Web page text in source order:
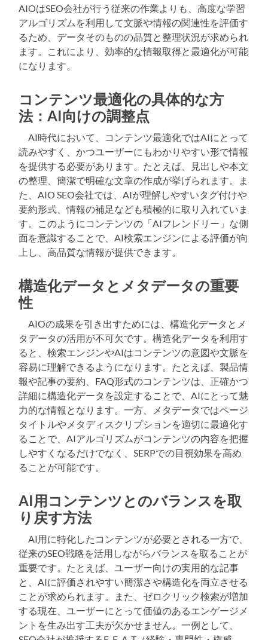
AIOはSEO会社が行う従来の作業よりも、高度な学習
アルゴリズムを利用して文脈や情報の関連性を評価す
るため、データそのものの品質と整理状況が求められ
ます。これにより、効率的な情報取得と最適化が可能
になります。
コンテンツ最適化の具体的な方
法：AI向けの調整点
AI時代において、コンテンツ最適化ではAIにとって
読みやすく、かつユーザーにもわかりやすい形で情報
を提供する必要があります。たとえば、見出しや本文
の整理、簡潔で明確な文章の作成が挙げられます。ま
た、AIO SEO会社では、AIが理解しやすいタグ付けや
要約形式、情報の補足なども積極的に取り入れていま
す。このようにコンテンツの「AIフレンドリー」な側
面を意識することで、AI検索エンジンによる評価が向
上し、高品質な情報が提供できます。
構造化データとメタデータの重要
性
AIOの成果を引き出すためには、構造化データとメ
タデータの活用が不可欠です。構造化データを利用す
ると、検索エンジンやAIはコンテンツの意図や文脈を
容易に理解できるようになります。たとえば、製品情
報や記事の要約、FAQ形式のコンテンツは、正確かつ
詳細に構造化データを設定することで、AIにとって魅
力的な情報となります。一方、メタデータではページ
タイトルやメタディスクリプションを適切に最適化す
ることで、AIアルゴリズムがコンテンツの内容を把握
しやすくなるだけでなく、SERPでの目視効果を高め
ることが可能です。
AI用コンテンツとのバランスを取
り戻す方法
AI用に特化したコンテンツが必要とされる一方で、
従来のSEO戦略を活用しながらバランスを取ることが
重要です。たとえば、ユーザー向けの実用的な記事
と、AIに評価されやすい簡潔さや構造化を両立させる
ことが求められます。また、ゼロクリック検索が増加
する現在、ユーザーにとって価値のあるエンゲージメ
ントを生み出す工夫が欠かせません。一例として、